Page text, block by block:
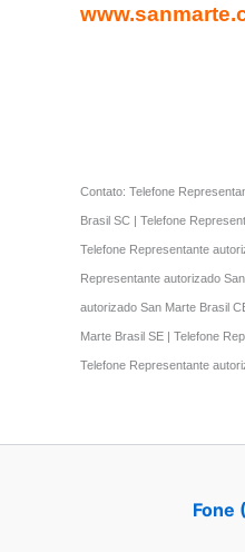
Contato: Telefone
Brasil SC | Telefone
Telefone Representante
Representante autorizado
autorizado San Marte Brasil
Marte Brasil SE | Telefone
Telefone Representante
Fone